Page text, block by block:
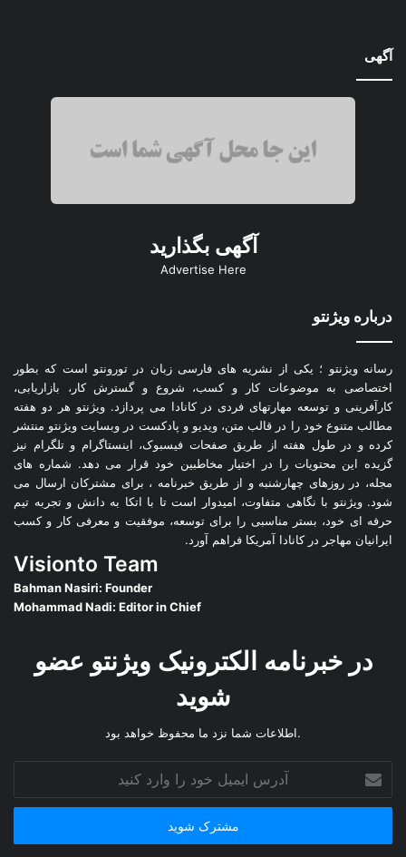
آگهی
آگهی بگذارید
Advertise Here
درباره ویژنتو
رسانه ویژنتو ؛ یکی از نشریه های فارسی زبان در تورونتو است که بطور
اختصاصی به موضوعات کار و کسب، شروع و گسترش کار، بازاریابی،
کارآفرینی و توسعه مهارتهای فردی در کانادا می پردازد. ویژنتو هر دو هفته
مطالب متنوع خود را در قالب متن، ویدیو و پادکست در وبسایت ویژنتو منتشر
کرده و در طول هفته از طریق صفحات فیسبوک، اینستاگرام و تلگرام نیز
گزیده این محتویات را در اختیار مخاطبین خود قرار می دهد. شماره های
مجله، در روزهای چهارشنبه و از طریق خبرنامه ، برای مشترکان ارسال می
شود. ویژنتو با نگاهی متفاوت، امیدوار است تا با اتکا به دانش و تجربه تیم
حرفه ای خود، بستر مناسبی را برای توسعه، موفقیت و معرفی کار و کسب
ایرانیان مهاجر در کانادا آمریکا فراهم آورد.
Visionto Team
Bahman Nasiri: Founder
Mohammad Nadi: Editor in Chief
در خبرنامه الکترونیک ویژنتو عضو
شوید
.اطلاعات شما نزد ما محفوظ خواهد بود
ایمیل
خود
وارد